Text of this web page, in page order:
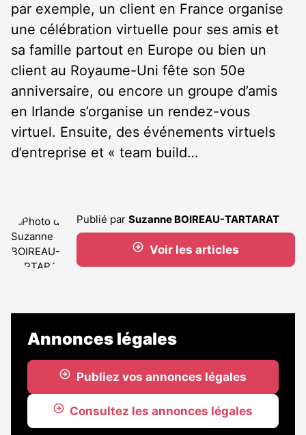
par exemple, un client en France organise
une célébration virtuelle pour ses amis et
sa famille partout en Europe ou bien un
client au Royaume-Uni fête son 50e
anniversaire, ou encore un groupe d’amis
en Irlande s’organise un rendez-vous
virtuel. Ensuite, des événements virtuels
d’entreprise et « team build…
Publié par Suzanne BOIREAU-TARTARAT
Voir les articles
Annonces légales
Publiez vos annonces légales
Consultez les annonces légales